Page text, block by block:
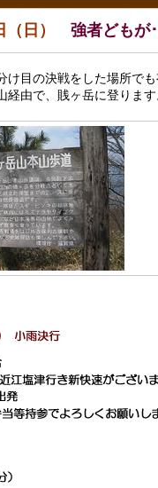
日） 強者どもが
け目の決戦をした場所で
経由で、賎ヶ岳に登りま